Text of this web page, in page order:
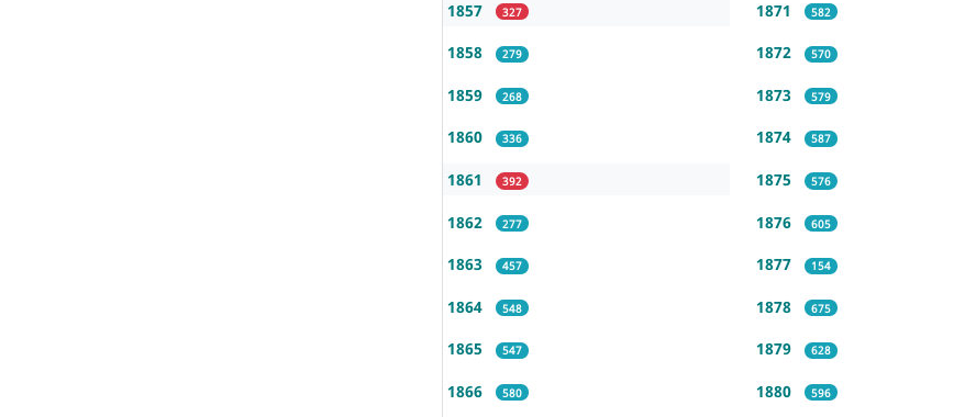
1857 327
1858 279
1859 268
1860 336
1861 392
1862 277
1863 457
1864 548
1865 547
1866 580
1871 582
1872 570
1873 579
1874 587
1875 576
1876 605
1877 154
1878 675
1879 628
1880 596